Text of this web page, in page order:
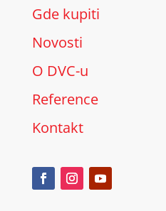
Gde kupiti
Novosti
O DVC-u
Reference
Kontakt